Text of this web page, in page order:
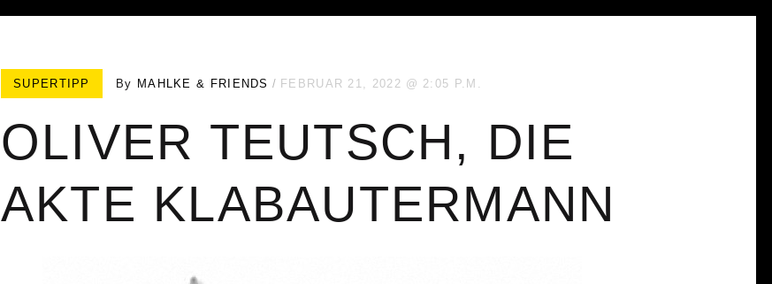
SUPERTIPP By MAHLKE & FRIENDS FEBRUAR 21, 2022 2:05 P.M.
OLIVER TEUTSCH, DIE
AKTE KLABAUTERMANN